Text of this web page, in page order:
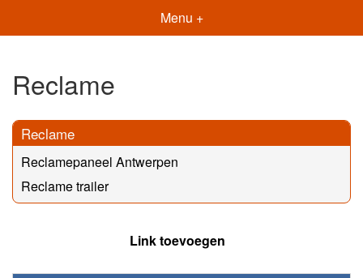
Menu +
Reclame
Reclame
Reclamepaneel Antwerpen
Reclame trailer
Link toevoegen